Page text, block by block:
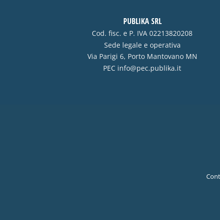
PUBLIKA SRL
Cod. fisc. e P. IVA 02213820208
Sede legale e operativa
Via Parigi 6, Porto Mantovano MN
PEC info@pec.publika.it